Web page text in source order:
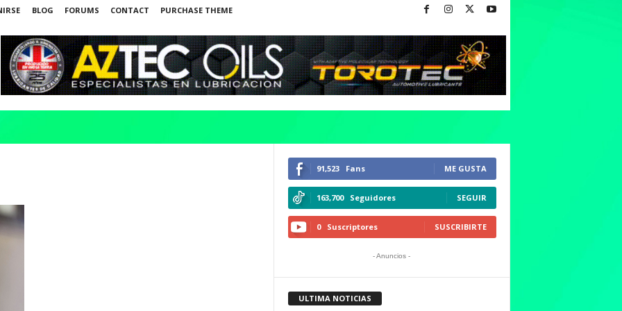
BLOG FORUMS CONTACT PURCHASE THEME
91,523 Fans ME GUSTA
163,700 Seguidores SEGUIR
0 Suscriptores SUSCRIBIRTE
- Anuncios -
ULTIMA NOTICIAS